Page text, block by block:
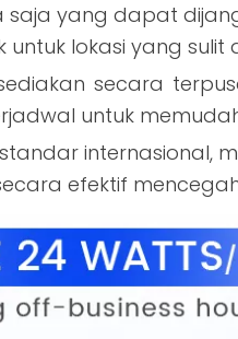
yang dapat
lokasi yang
secara
untuk
internasional,
efektif